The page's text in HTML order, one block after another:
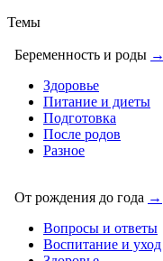
Темы
Беременность и роды →
Здоровье
Питание и диеты
Подготовка
После родов
Разное
От рождения до года →
Вопросы и ответы
Воспитание и уход